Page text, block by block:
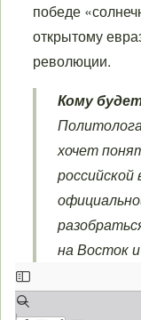
победе
открытому
революции.
Кому
хочет
на Восток